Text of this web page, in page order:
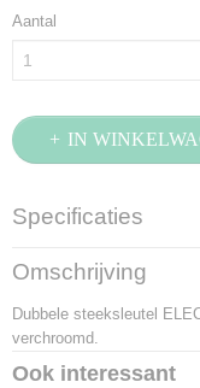
Aantal
IN
Specificaties
Productcode
40463434
EAN code
4018754020041
Productcode leverancier
Omschrijving
Dubbele steeksleutel
verchroomd.
Ook interessant